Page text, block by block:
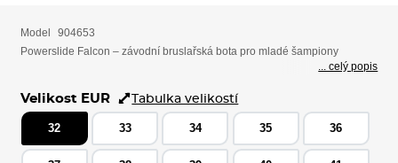
Model
904653
Powerslide Falcon – závodní bruslařská bota pro mladé šampiony
... celý popis
Velikost EUR Tabulka velikostí
32 33 34 35 36